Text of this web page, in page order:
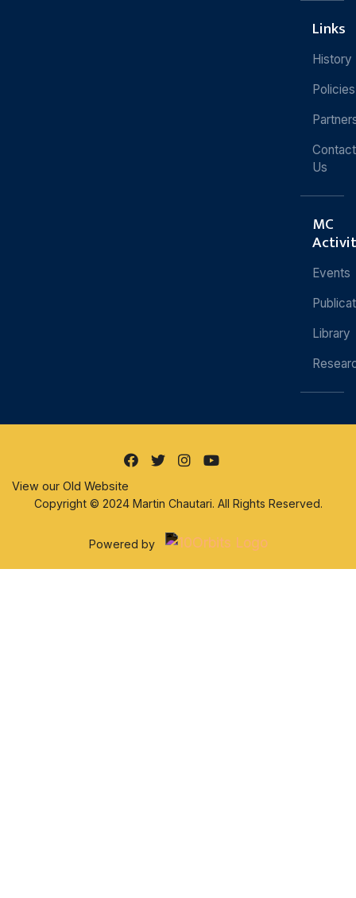
Links
History
Policies
Contact
Us
MC
Events
Library
View our Old Website
Copyright © 2024 Martin Chautari. All Rights Reserved.
Powered by